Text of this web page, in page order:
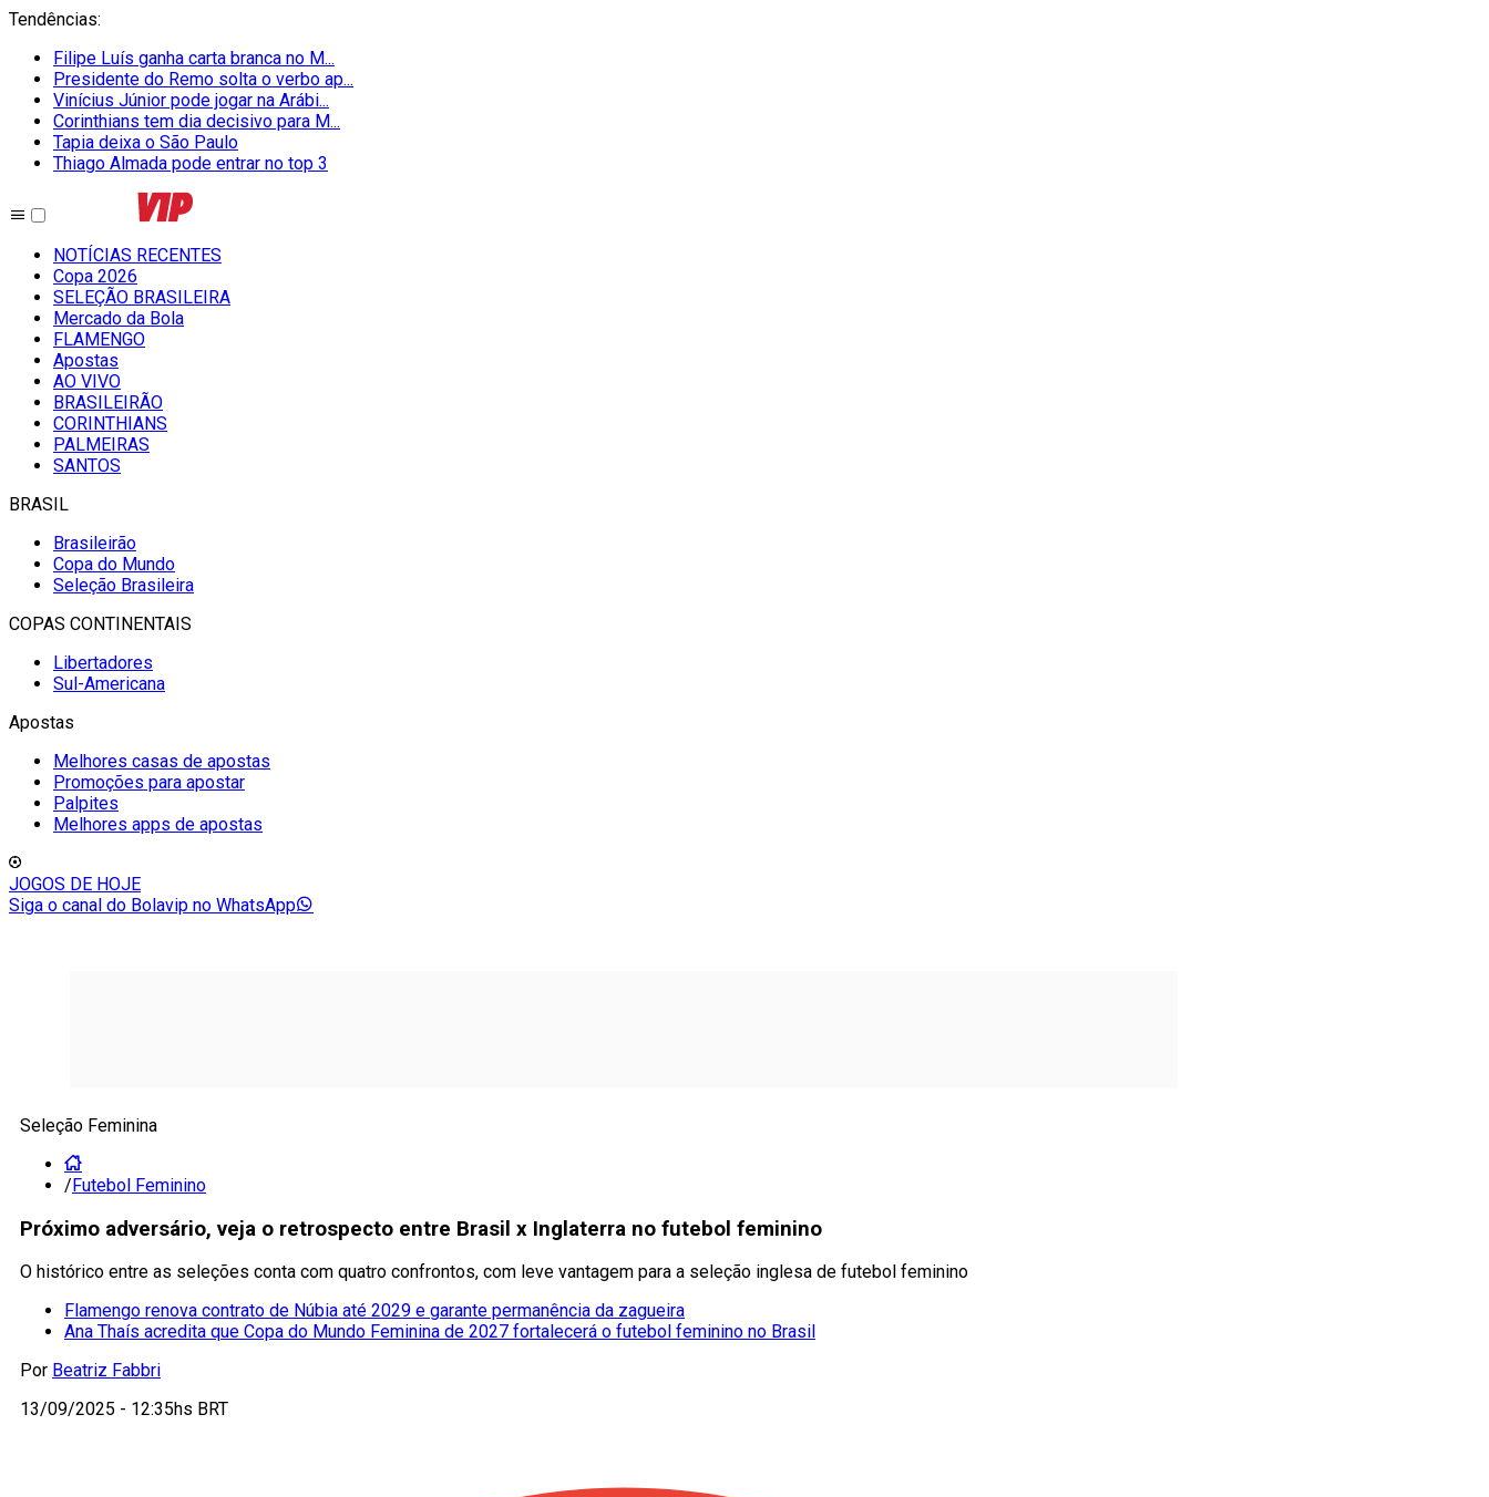
Tendências:
Filipe Luís ganha carta branca no M...
Presidente do Remo solta o verbo ap...
Vinícius Júnior pode jogar na Arábi...
Corinthians tem dia decisivo para M...
Tapia deixa o São Paulo
Thiago Almada pode entrar no top 3
NOTÍCIAS RECENTES
Copa 2026
SELEÇÃO BRASILEIRA
Mercado da Bola
FLAMENGO
Apostas
AO VIVO
BRASILEIRÃO
CORINTHIANS
PALMEIRAS
SANTOS
BRASIL
Brasileirão
Copa do Mundo
Seleção Brasileira
COPAS CONTINENTAIS
Libertadores
Sul-Americana
Apostas
Melhores casas de apostas
Promoções para apostar
Palpites
Melhores apps de apostas
JOGOS DE HOJE
Siga o canal do Bolavip no WhatsApp
Seleção Feminina
/Futebol Feminino
Próximo adversário, veja o retrospecto entre Brasil x Inglaterra no futebol feminino
O histórico entre as seleções conta com quatro confrontos, com leve vantagem para a seleção inglesa de futebol feminino
Flamengo renova contrato de Núbia até 2029 e garante permanência da zagueira
Ana Thaís acredita que Copa do Mundo Feminina de 2027 fortalecerá o futebol feminino no Brasil
Por Beatriz Fabbri
13/09/2025 - 12:35hs BRT